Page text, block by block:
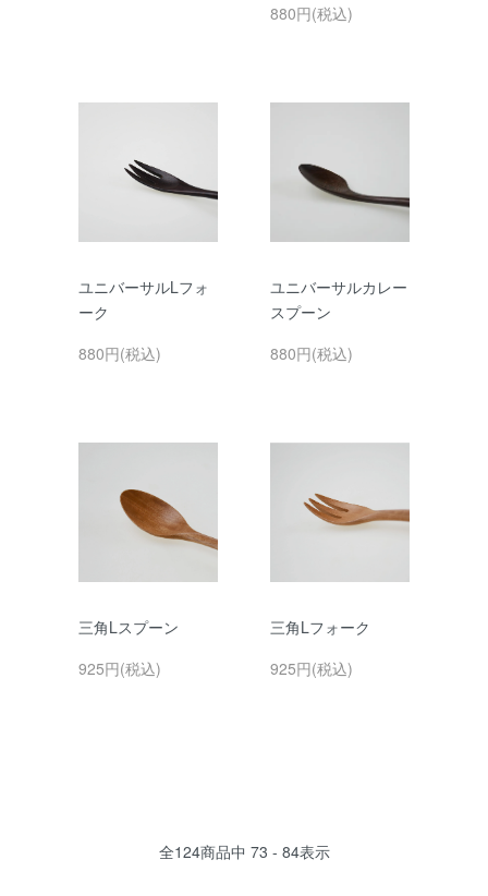
880円(税込)
ユニバーサルLフォ
ーク
880円(税込)
ユニバーサルカレー
スプーン
880円(税込)
三角Lスプーン
925円(税込)
三角Lフォーク
925円(税込)
全124商品中 73 - 84表示